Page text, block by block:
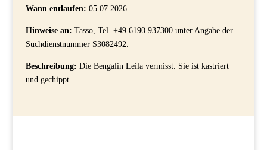
Wann entlaufen: 05.07.2026
Hinweise an: Tasso, Tel. +49 6190 937300 unter Angabe der
Suchdienstnummer S3082492.
Beschreibung: Die Bengalin Leila vermisst. Sie ist kastriert
und gechippt